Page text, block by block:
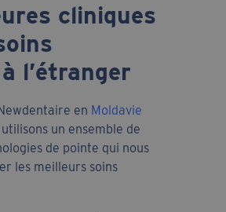
cliniques
l’étranger
en Moldavie
utilisons un ensemble de
de pointe qui nous
les meilleurs soins